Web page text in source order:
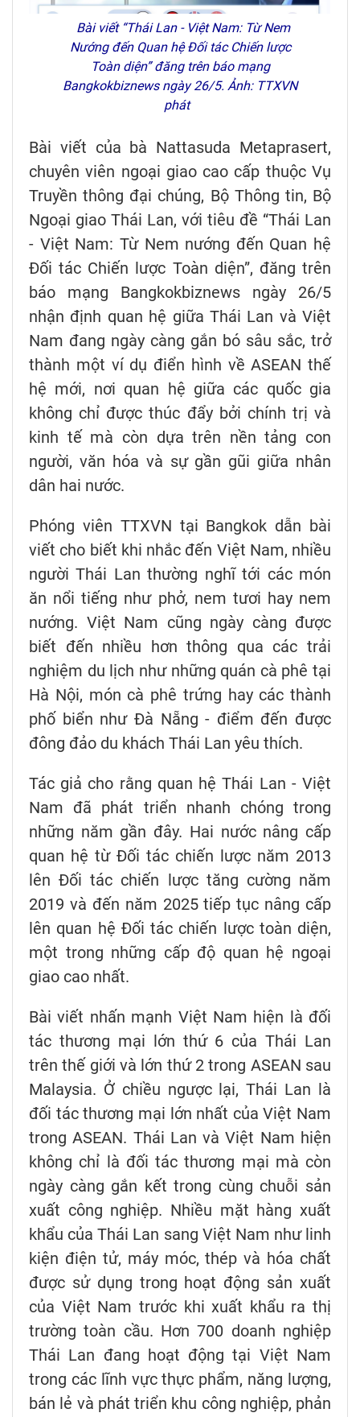
Bài viết “Thái Lan - Việt Nam: Từ Nem
Nướng đến Quan hệ Đối tác Chiến lược
Toàn diện” đăng trên báo mạng
Bangkokbiznews ngày 26/5. Ảnh: TTXVN
phát
Bài viết của bà Nattasuda Metaprasert,
chuyên viên ngoại giao cao cấp thuộc Vụ
Truyền thông đại chúng, Bộ Thông tin, Bộ
Ngoại giao Thái Lan, với tiêu đề “Thái Lan
- Việt Nam: Từ Nem nướng đến Quan hệ
Đối tác Chiến lược Toàn diện”, đăng trên
báo mạng Bangkokbiznews ngày 26/5
nhận định quan hệ giữa Thái Lan và Việt
Nam đang ngày càng gắn bó sâu sắc, trở
thành một ví dụ điển hình về ASEAN thế
hệ mới, nơi quan hệ giữa các quốc gia
không chỉ được thúc đẩy bởi chính trị và
kinh tế mà còn dựa trên nền tảng con
người, văn hóa và sự gần gũi giữa nhân
dân hai nước.
Phóng viên TTXVN tại Bangkok dẫn bài
viết cho biết khi nhắc đến Việt Nam, nhiều
người Thái Lan thường nghĩ tới các món
ăn nổi tiếng như phở, nem tươi hay nem
nướng. Việt Nam cũng ngày càng được
biết đến nhiều hơn thông qua các trải
nghiệm du lịch như những quán cà phê tại
Hà Nội, món cà phê trứng hay các thành
phố biển như Đà Nẵng - điểm đến được
đông đảo du khách Thái Lan yêu thích.
Tác giả cho rằng quan hệ Thái Lan - Việt
Nam đã phát triển nhanh chóng trong
những năm gần đây. Hai nước nâng cấp
quan hệ từ Đối tác chiến lược năm 2013
lên Đối tác chiến lược tăng cường năm
2019 và đến năm 2025 tiếp tục nâng cấp
lên quan hệ Đối tác chiến lược toàn diện,
một trong những cấp độ quan hệ ngoại
giao cao nhất.
Bài viết nhấn mạnh Việt Nam hiện là đối
tác thương mại lớn thứ 6 của Thái Lan
trên thế giới và lớn thứ 2 trong ASEAN sau
Malaysia. Ở chiều ngược lại, Thái Lan là
đối tác thương mại lớn nhất của Việt Nam
trong ASEAN. Thái Lan và Việt Nam hiện
không chỉ là đối tác thương mại mà còn
ngày càng gắn kết trong cùng chuỗi sản
xuất công nghiệp. Nhiều mặt hàng xuất
khẩu của Thái Lan sang Việt Nam như linh
kiện điện tử, máy móc, thép và hóa chất
được sử dụng trong hoạt động sản xuất
của Việt Nam trước khi xuất khẩu ra thị
trường toàn cầu. Hơn 700 doanh nghiệp
Thái Lan đang hoạt động tại Việt Nam
trong các lĩnh vực thực phẩm, năng lượng,
bán lẻ và phát triển khu công nghiệp, phản